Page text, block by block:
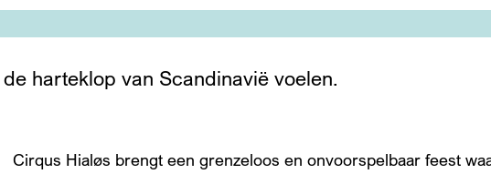
harteklop van Scandinavië voelen.
Cirqus Hialøs brengt een grenzeloos en onvoorspelbaar feest